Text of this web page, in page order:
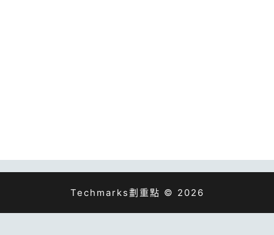
Techmarks劃重點 © 2026